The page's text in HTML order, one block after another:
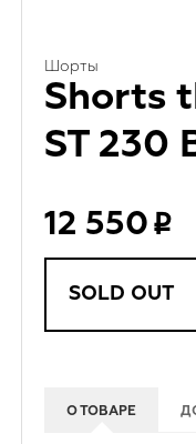
Шорты
Shorts
ST 230
12 550
SOLD OUT
О ТОВАРЕ